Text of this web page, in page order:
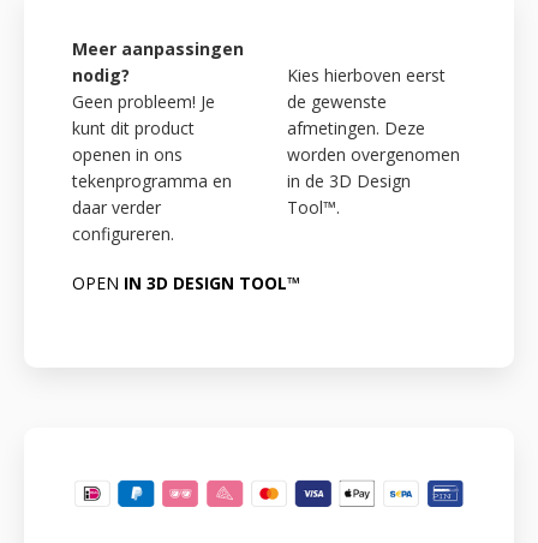
Meer aanpassingen
nodig?
Geen probleem! Je
kunt dit product
openen in ons
tekenprogramma en
daar verder
configureren.
Kies hierboven eerst
de gewenste
afmetingen. Deze
worden overgenomen
in de 3D Design
Tool™.
OPEN IN 3D DESIGN TOOL™